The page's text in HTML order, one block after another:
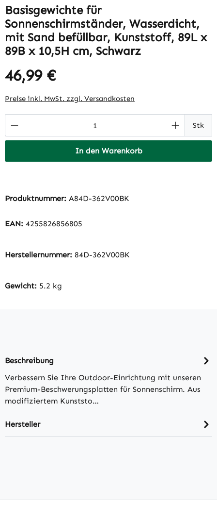
Basisgewichte für
Sonnenschirmständer, Wasserdicht,
mit Sand befüllbar, Kunststoff, 89L x
89B x 10,5H cm, Schwarz
Regulärer Preis:
46,99 €
Preise inkl. MwSt. zzgl. Versandkosten
Produkt Anzahl: Gib den gewünschtenStk
In den Warenkorb
Produktnummer: A84D-362V00BK
EAN: 4255826856805
Herstellernummer: 84D-362V00BK
Gewicht: 5.2 kg
Beschreibung
Verbessern Sie Ihre Outdoor-Einrichtung mit unseren
Premium-Beschwerungsplatten für Sonnenschirm. Aus
modifiziertem Kunststo…
Hersteller